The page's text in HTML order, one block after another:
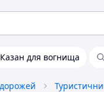
Казан для вогнища